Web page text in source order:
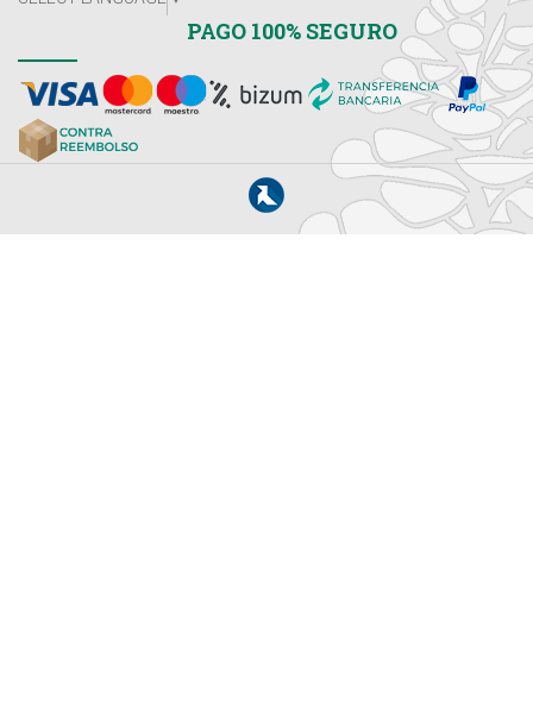
PAGO 100% SEGURO